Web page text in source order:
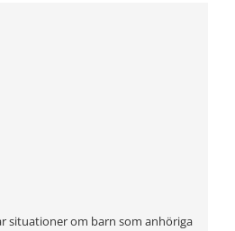
situationer om barn som anhöriga